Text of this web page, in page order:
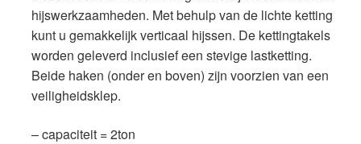
k
hijswerkzaamheden. Met behulp van de lichte ketting
kunt u gemakkelijk verticaal hijssen. De kettingtakels
worden geleverd inclusief een stevige lastketting.
Beide haken (onder en boven) zijn voorzien van een
veiligheidsklep.
– capaciteit = 2ton